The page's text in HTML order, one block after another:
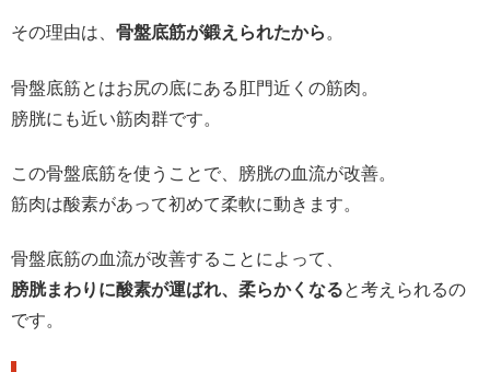
その理由は、 骨盤底筋が鍛えられたから 。
骨盤底筋とはお尻の底にある肛門近くの筋肉。
膀胱にも近い筋肉群です。
この骨盤底筋を使うことで、膀胱の血流が改善。
筋肉は酸素があって初めて柔軟に動きます。
骨盤底筋の血流が改善することによって、
膀胱まわりに酸素が運ばれ、柔らかくなると考えられるの
です。